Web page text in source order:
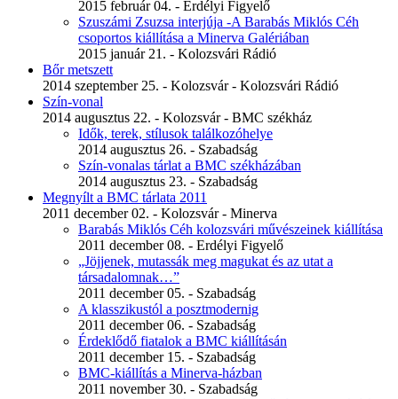
2015 február 04. - Erdélyi Figyelő
Szuszámi Zsuzsa interjúja -A Barabás Miklós Céh
csoportos kiállítása a Minerva Galériában
2015 január 21. - Kolozsvári Rádió
Bőr metszett
2014 szeptember 25. - Kolozsvár - Kolozsvári Rádió
Szín-vonal
2014 augusztus 22. - Kolozsvár - BMC székház
Idők, terek, stílusok találkozóhelye
2014 augusztus 26. - Szabadság
Szín-vonalas tárlat a BMC székházában
2014 augusztus 23. - Szabadság
Megnyílt a BMC tárlata 2011
2011 december 02. - Kolozsvár - Minerva
Barabás Miklós Céh kolozsvári művészeinek kiállítása
2011 december 08. - Erdélyi Figyelő
„Jöjjenek, mutassák meg magukat és az utat a
társadalomnak…”
2011 december 05. - Szabadság
A klasszikustól a posztmodernig
2011 december 06. - Szabadság
Érdeklődő fiatalok a BMC kiállításán
2011 december 15. - Szabadság
BMC-kiállítás a Minerva-házban
2011 november 30. - Szabadság